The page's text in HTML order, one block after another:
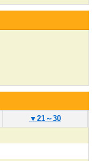
▼ 21～30